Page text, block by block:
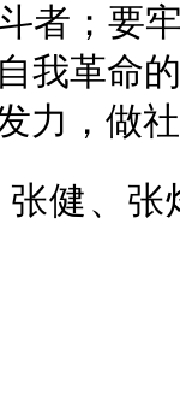
者；要
我革命
力，做
健、